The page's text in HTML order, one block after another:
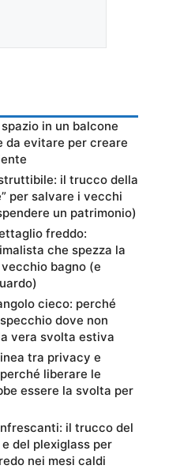
in un balcone
da evitare per creare
il trucco della
per salvare i vecchi
un patrimonio)
freddo:
che spezza la
bagno (e
cieco: perché
dove non
vera svolta estiva
tra privacy e
liberare le
essere la svolta per
il trucco del
del plexiglass per
nei mesi caldi